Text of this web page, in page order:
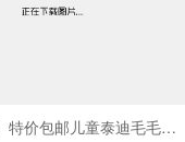
【视频】特价包邮儿童泰迪毛毛鞋百搭凹造型保暖必备SA111